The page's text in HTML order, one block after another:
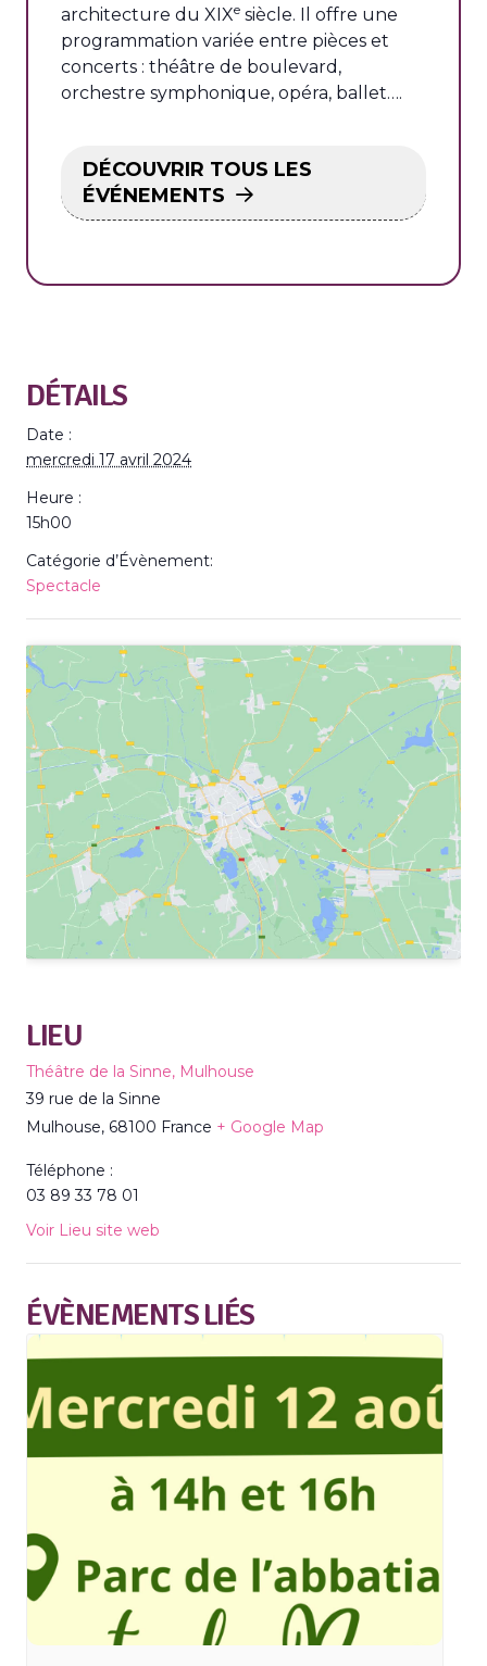
architecture du XIXe siècle. Il offre une
programmation variée entre pièces et
concerts : théâtre de boulevard,
orchestre symphonique, opéra, ballet….
DÉCOUVRIR TOUS LES
ÉVÉNEMENTS
DÉTAILS
Date :
mercredi 17 avril 2024
Heure :
15h00
Catégorie d’Évènement:
Spectacle
LIEU
Théâtre de la Sinne, Mulhouse
39 rue de la Sinne
Mulhouse, 68100 France + Google Map
Téléphone :
03 89 33 78 01
Voir Lieu site web
ÉVÈNEMENTS LIÉS